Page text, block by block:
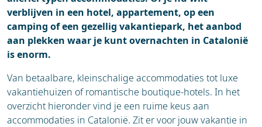
verblijven in een hotel, appartement, op een
camping of een gezellig vakantiepark, het aanbod
aan plekken waar je kunt overnachten in Catalonië
is enorm.
Van betaalbare, kleinschalige accommodaties tot luxe
vakantiehuizen of romantische boutique-hotels. In het
overzicht hieronder vind je een ruime keus aan
accommodaties in Catalonië. Zit er voor jouw vakantie in